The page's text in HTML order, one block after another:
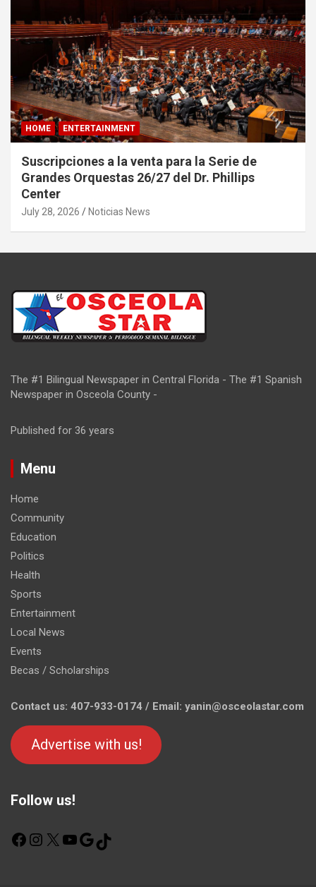
HOME ENTERTAINMENT
Suscripciones a la venta para la Serie de
Grandes Orquestas 26/27 del Dr. Phillips
Center
July 28, 2026 Noticias News
The #1 Bilingual Newspaper in Central Florida - The #1 Spanish
Newspaper in Osceola County -
Published for 36 years
Menu
Home
Community
Education
Politics
Health
Sports
Entertainment
Local News
Events
Becas / Scholarships
Contact us: 407-933-0174 / Email: yanin@osceolastar.com
Advertise with us!
Follow us!
F
X
Y
G
o